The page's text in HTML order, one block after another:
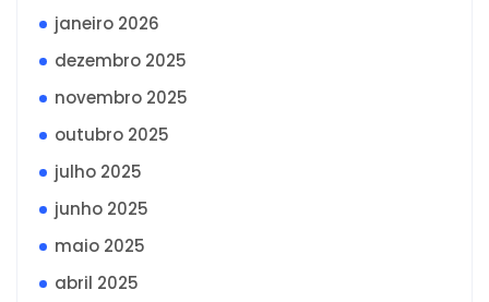
janeiro 2026
dezembro 2025
novembro 2025
outubro 2025
julho 2025
junho 2025
maio 2025
abril 2025